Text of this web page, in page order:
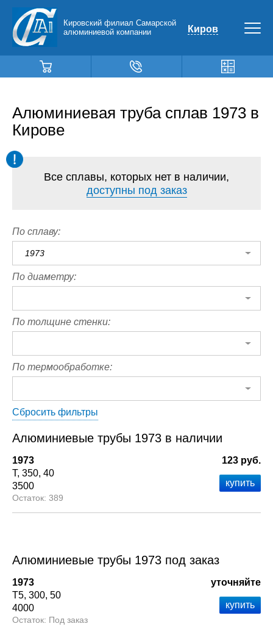
Кировский филиал Самарской
алюминиевой компании
Киров
Алюминиевая труба сплав 1973 в
Кирове
Все сплавы, которых нет в наличии,
доступны под заказ
По сплаву:
1973
По диаметру:
По толщине стенки:
По термообработке:
Сбросить фильтры
Алюминиевые трубы 1973 в наличии
1973
Т 350 40
3500
389
123 руб.
Алюминиевые трубы 1973 под заказ
1973
Т5 300 50
4000
Под заказ
уточняйте